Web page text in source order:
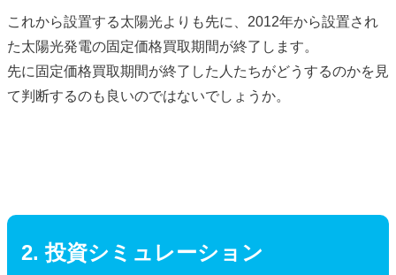
これから設置する太陽光よりも先に、2012年から設置され
た太陽光発電の固定価格買取期間が終了します。
先に固定価格買取期間が終了した人たちがどうするのかを見
て判断するのも良いのではないでしょうか。
2. 投資シミュレーション